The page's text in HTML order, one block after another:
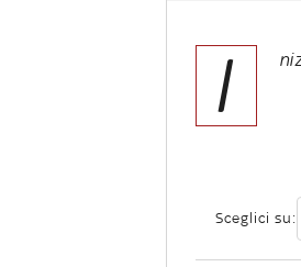
I
Sceglici su: